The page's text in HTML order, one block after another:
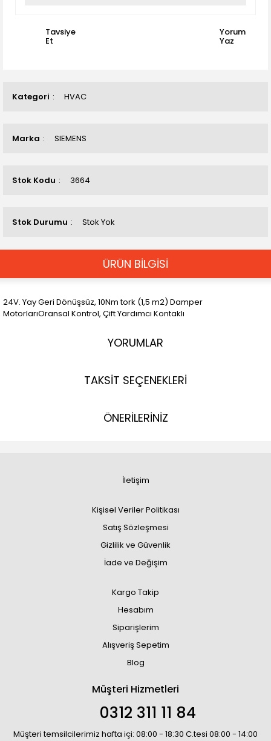
Kategori HVAC
Marka SIEMENS
Stok Kodu 3664
Stok Durumu Stok Yok
Tavsiye
Et
Yorum
Yaz
ÜRÜN BİLGİSİ
24V. Yay Geri Dönüşsüz, 10Nm tork (1,5 m2) Damper
MotorlarıOransal Kontrol, Çift Yardımcı Kontaklı
YORUMLAR
TAKSİT SEÇENEKLERİ
ÖNERİLERİNİZ
İletişim
Kişisel Veriler Politikası
Satış Sözleşmesi
Gizlilik ve Güvenlik
İade ve Değişim
Kargo Takip
Hesabım
Siparişlerim
Alışveriş Sepetim
Blog
Müşteri Hizmetleri
0312 311 11 84
Müşteri temsilcilerimiz hafta içi: 08:00 - 18:30 C.tesi 08:00 - 14:00